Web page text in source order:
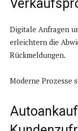
Digitale Anfragen
erleichtern die
Rückmeldungen.
Moderne Prozesse